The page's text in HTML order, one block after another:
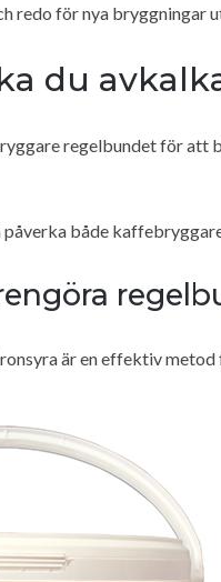
redo för nya bryggningar
du
regelbundet för att
både
är en effektiv